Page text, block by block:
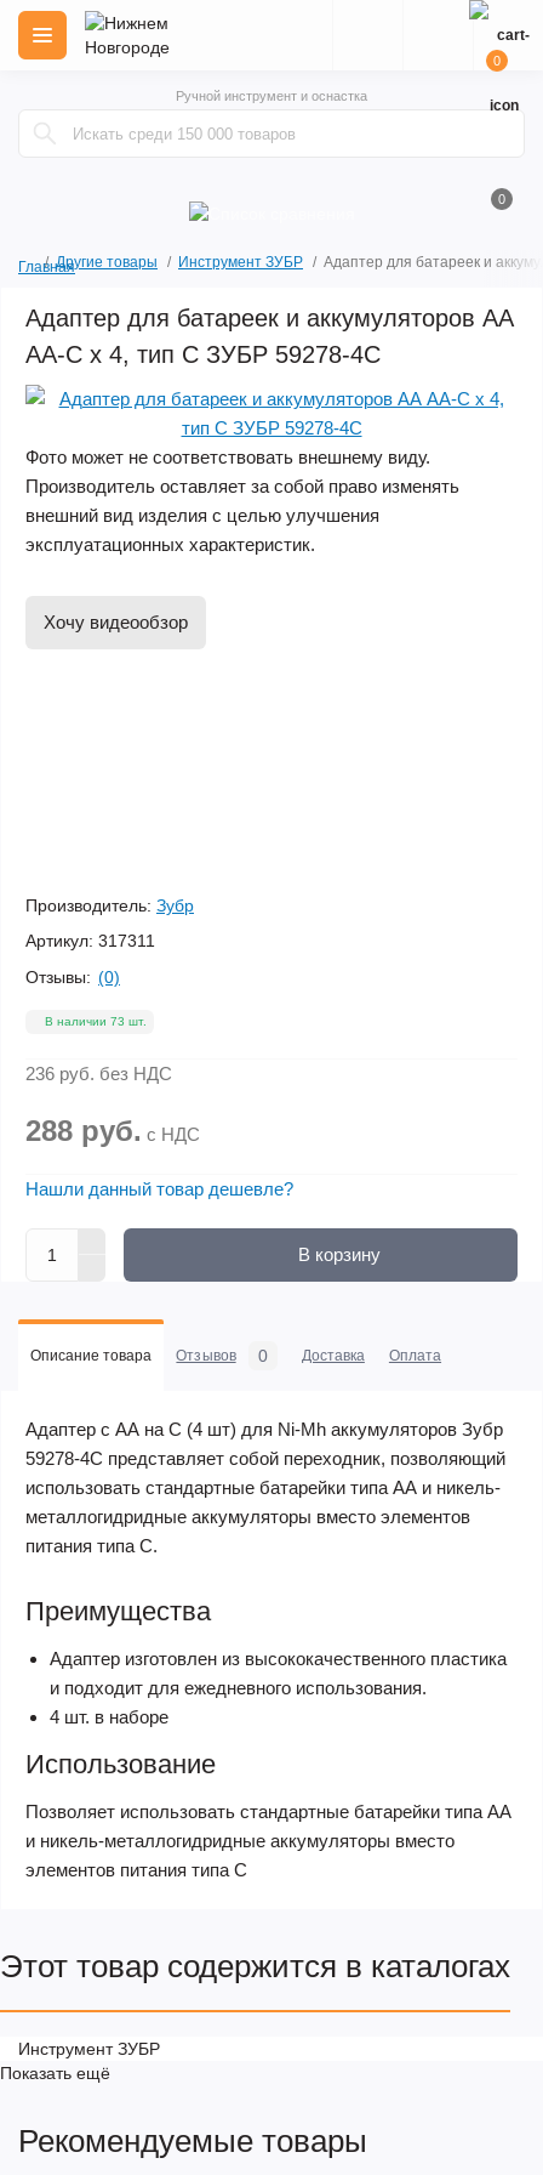
Ручной инструмент и оснастка
0
0
ГлавнаяДругие товары Инструмент ЗУБР Адаптер для батареек и
Адаптер для батареек и аккумуляторов АА
AA-C х 4, тип C ЗУБР 59278-4C
Фото может не соответствовать внешнему виду.
Производитель оставляет за собой право изменять
внешний вид изделия с целью улучшения
эксплуатационных характеристик.
Хочу видеообзор
Производитель: Зубр
Артикул: 317311
Отзывы: (0)
В наличии 73 шт.
236 руб. без НДС
288 руб. с НДС
Нашли данный товар дешевле?
В корзину
Описание товара Отзывов 0 Доставка Оплата
Адаптер с АА на C (4 шт) для Ni-Mh аккумуляторов Зубр
59278-4C представляет собой переходник, позволяющий
использовать стандартные батарейки типа АА и никель-
металлогидридные аккумуляторы вместо элементов
питания типа С.
Преимущества
Адаптер изготовлен из высококачественного пластика
и подходит для ежедневного использования.
4 шт. в наборе
Использование
Позволяет использовать стандартные батарейки типа АА
и никель-металлогидридные аккумуляторы вместо
элементов питания типа С
Этот товар содержится в каталогах
Инструмент ЗУБР
Показать ещё
Рекомендуемые товары